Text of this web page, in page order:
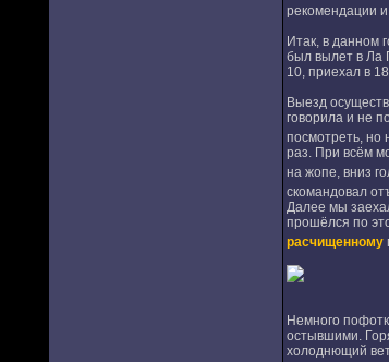
рекомендации
Итак, в данном
был вылет в Ла
10, приехал в
Выезд
говорила и не
посмотреть, но
раз. При всём
на жопе, вниз
скомандовал
Далее мы
прошёлся по
расчищенному
Немного
остывшими.
холоднющий